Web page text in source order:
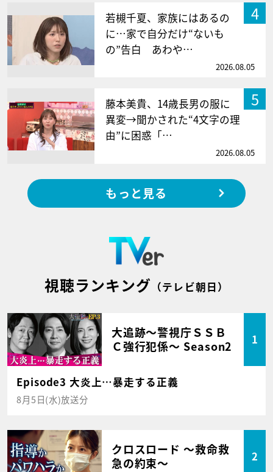
4
若槻千夏、家族にはあるの
に…家で自分だけ“ないも
の”告白 あわや…
2026.08.05
5
藤本美貴、14歳長男の服に
異変→聞かされた“4文字の理
由”に困惑「…
2026.08.05
もっと見る
視聴ランキング （テレビ朝日）
大追跡～警視庁ＳＳＢ
Ｃ強行犯係～ Season2
1
Episode3 大炎上…暴走する正義
8月5日(水)放送分
クロスロード ～救命救
急の約束～
2